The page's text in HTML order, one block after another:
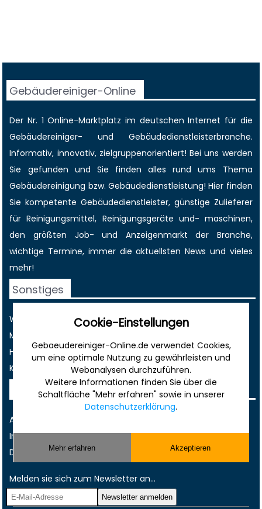
Gebäudereiniger-Online
Der Nr. 1 Online-Marktplatz im deutschen Internet für die
Gebäudereiniger- und Gebäudedienstleisterbranche.
Informativ, innovativ, zielgruppenorientiert! Bei uns werden
Sie gefunden und Sie finden alles rund ums Thema
Gebäudereinigung bzw. Gebäudedienstleistung! Hier finden
Sie kompetente Gebäudedienstleister, günstige Zulieferer
für Reinigungsmittel, Reinigungsgeräte und- maschinen,
den größten Job- und Anzeigenmarkt der Branche,
wichtige Termine, immer dieaktuellsten News und vieles
mehr!
Sonstiges
Werbung
Musterverträge und Vorlagen
Hilfe
Kontakt
Rechtliches
AGB
Impressum
Datenschutz
Melden sie sich zum Newsletter an...
Cookie-Einstellungen
Gebaeudereiniger-Online.de verwendet Cookies,
um eine optimale Nutzung zu gewährleisten und
Webanalysen durchzuführen.
Weitere Informationen finden Sie über die
Schaltfläche "Mehr erfahren" sowie in unserer
Datenschutzerklärung.
Mehr erfahren Akzeptieren